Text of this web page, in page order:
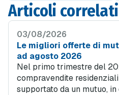
Articoli correlati
03/08/2026
Le migliori offerte di
ad agosto 2026
Nel primo trimestre del
compravendite
supportato da un mutuo,